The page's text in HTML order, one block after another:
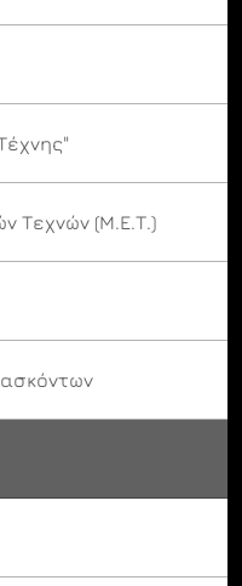
Τεχνών (Μ.Ε.Τ.)